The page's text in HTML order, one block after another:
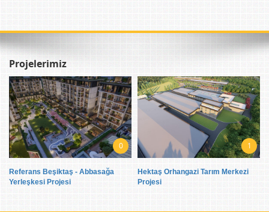
Projelerimiz
0
Referans Beşiktaş - Abbasağa
Yerleşkesi Projesi
1
Hektaş Orhangazi Tarım Merkezi
Projesi